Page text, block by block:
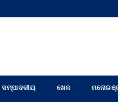
ସମ୍ପାଦକୀୟ ଖେଳ